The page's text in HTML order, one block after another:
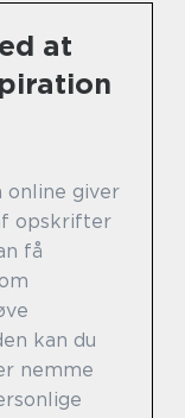
at
online giver
opskrifter
få
kan du
nemme